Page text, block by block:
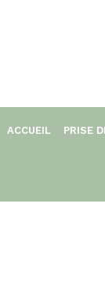
ACCUEIL PRISE